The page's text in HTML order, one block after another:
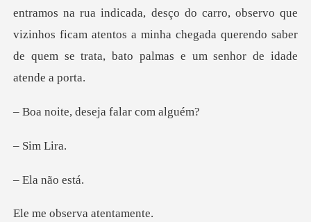
entramos na rua indicada, desço do carro, observo que
vizinhos ficam atentos a
deseja fala
im
não
serva ate